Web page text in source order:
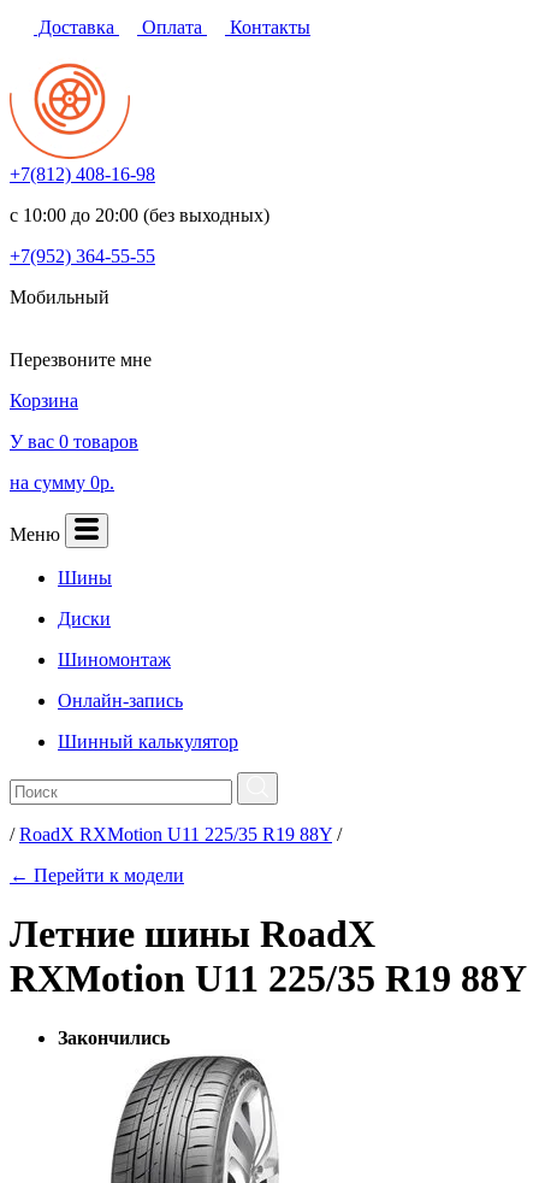
Доставка Оплата Контакты
+7(812) 408-16-98
с 10:00 до 20:00 (без выходных)
+7(952) 364-55-55
Мобильный
Перезвоните мне
Корзина
У вас 0 товаров
на сумму 0р.
Меню
Шины
Диски
Шиномонтаж
Онлайн-запись
Шинный калькулятор
/RoadX RXMotion U11 225/35 R19 88Y /
← Перейти к модели
Летние шины RoadX
RXMotion U11 225/35 R19 88Y
Закончились